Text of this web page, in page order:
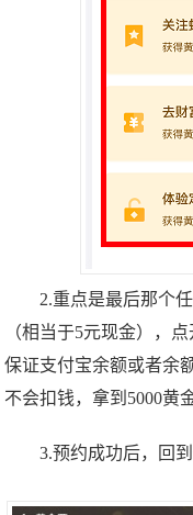
2.重点是最后那个
（相当于5元现金），
保证支付宝余额或者余
不会扣钱，拿到5000黄
3.预约成功后，回